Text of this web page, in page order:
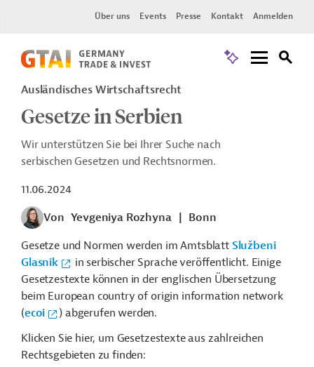
Über uns Events Presse Kontakt Anmelden
Ausländisches Wirtschaftsrecht
Gesetze in Serbien
Wir unterstützen Sie bei Ihrer Suche nach
serbischen Gesetzen und Rechtsnormen.
11.06.2024
Von Yevgeniya Rozhyna
Bonn
Gesetze und Normen werden im Amtsblatt Službeni
Glasnik
in serbischer Sprache veröffentlicht. Einige
Gesetzestexte können in der englischen Übersetzung
beim European country of origin information network
(ecoi
) abgerufen werden.
Klicken Sie hier, um Gesetzestexte aus zahlreichen
Rechtsgebieten zu finden: